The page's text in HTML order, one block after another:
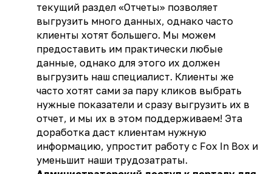
текущий раздел «Отчеты» позволяет
выгрузить много данных, однако часто
клиенты хотят большего. Мы можем
предоставить им практически любые
данные, однако для этого их должен
выгрузить наш специалист. Клиенты же
часто хотят сами за пару кликов выбрать
нужные показатели и сразу выгрузить их в
отчет, и мы их в этом поддерживаем! Эта
доработка даст клиентам нужную
информацию, упростит работу с Fox In Box и
уменьшит наши трудозатраты.